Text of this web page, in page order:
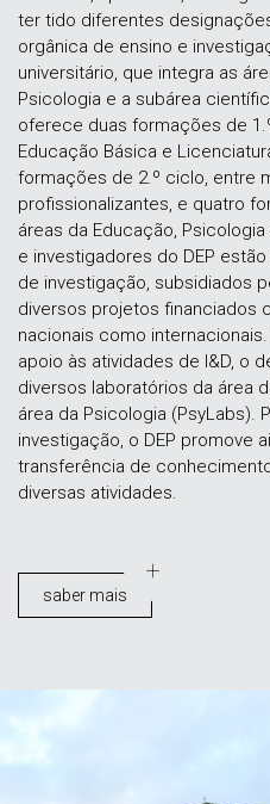
ter tido diferentes
orgânica de ensino e
universitário, que integra as
Psicologia e a subárea
oferece duas formações de
Educação Básica e
formações de 2.º ciclo, entre
profissionalizantes, e quatro
áreas da Educação,
e investigadores do DEP
de investigação, subsidiados
diversos projetos financiados
nacionais como
apoio às atividades de I&D, o
diversos laboratórios da área
área da Psicologia (PsyLabs).
investigação, o DEP promove
transferência de
diversas atividades.
saber mais